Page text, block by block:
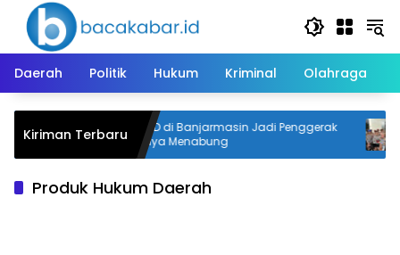
Langsung
konten
Daerah
Politik Hukum Kriminal Olahraga
Kiriman TerbaruDua SD di Banjarmasin Jadi Penggerak
Budaya Menabung
Produk Hukum Daerah